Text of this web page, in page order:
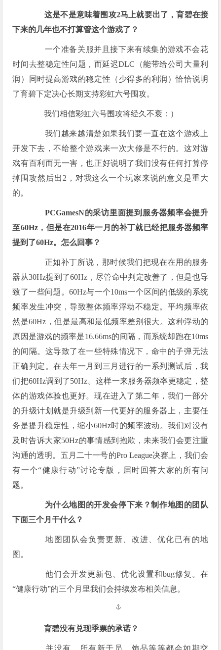
这是不是意味着围攻2马上就要出了，育碧在接
下来的几年也不打算管这个游戏了？
一个准备关服并且接下来有续集的游戏不会花
时间去整稳定性问题，而延迟DLC（能带给公司大量利
润）同时提高游戏的稳定性（少得多的利润）恰恰说明
了育碧下定决心长期支持彩虹六号围攻。
我们相信彩虹六号围攻将经久不衰：）
我们越来越清楚如果我们要一直在这个游戏上
开发下去，不给整个游戏来一次大修是不行的。这对游
戏有百利而无一害，也正好说明了我们没有任何打算停
掉围攻然后出2，对我这么一个玩家来说的意义是重大
的。
PCGamesN的采访里面提到服务器频率会提升
至60Hz，但是在2016年一月的补丁就已经把服务器频率
提到了60Hz。怎么回事？
正如补丁所说，那时候我们把现在在用的服务
器从30Hz提到了60Hz，尽管命中判定改善了，但是也导
致了一些问题。60Hz与一个10ms一个区间的低级的系统
频率发生冲突，导致整体频率浮动不稳定。平均频率依
然是60Hz，但是最高和最低频率差别很大。这种浮动的
原因是游戏的频率是16.66ms的间隔，而系统却跑在10ms
的间隔。这导致了在一些特殊情况下，命中的子弹无法
正确判定。在去年一月到三月进行的一系列测试后，我
们把60Hz调到了50Hz。这样一来服务器频率更稳定，整
体的游戏体验也更好。现在进入了第二年，我们一部分
的升级计划就是升级到新一代更好的服务器上，主要任
务是提升稳定性，缩小60Hz时的频率波动。我们对没有
及时告诉大家50Hz的事情感到抱歉，未来我们会更注重
沟通的透明。五月二十一号的Pro League决赛上，我们会
有一个“健康行动”讨论专版，届时回答大家的所有问
题。
为什么地图的开发会停下来？制作地图的团队
下面三个月干什么？
地图团队会负责更新、改进、优化已有的地
图。
他们会开发更新包、优化设置和bug修复。在
“健康行动”的三个月里我们会持续发布相关信息。
育碧没有兑现季票的承诺？
并没有。所有新干员、饰品等等都会如期交